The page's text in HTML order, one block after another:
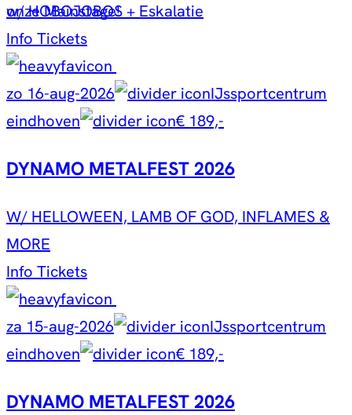
w/ HOBOJOBOS + Eskalatie
onze Mainstage!
Info Tickets
zo 16-aug-2026
IJssportcentrum
eindhoven
€ 189,-
DYNAMO METALFEST 2026
W/ HELLOWEEN, LAMB OF GOD, INFLAMES &
MORE
Info Tickets
za 15-aug-2026
IJssportcentrum
eindhoven
€ 189,-
DYNAMO METALFEST 2026